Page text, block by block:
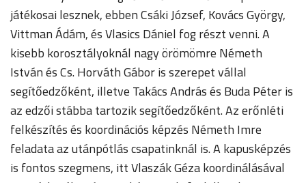
játékosai lesznek, ebben Csáki József, Kovács György,
Vittman Ádám, és Vlasics Dániel fog részt venni. A
kisebb korosztályoknál nagy örömömre Németh
István és Cs. Horváth Gábor is szerepet vállal
segítőedzőként, illetve Takács András és Buda Péter is
az edzői stábba tartozik segítőedzőként. Az erőnléti
felkészítés és koordinációs képzés Németh Imre
feladata az utánpótlás csapatinknál is. A kapusképzés
is fontos szegmens, itt Vlaszák Géza koordinálásával